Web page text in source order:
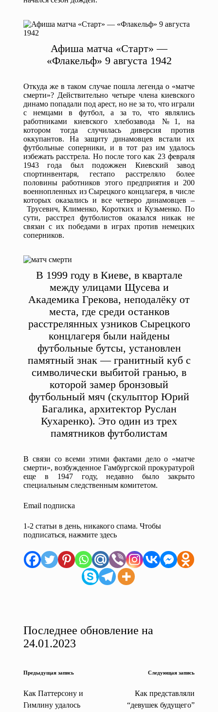
Афиша матча «Старт» —
«Флакельф» 9 августа 1942
Откуда же в таком случае пошла легенда о «матче
смерти»? Действительно четыре члена киевского
динамо попадали под арест, но не за то, что играли
с немцами в футбол, а за то, что являлись
работниками киевского хлебозавода №1, на
котором тогда случилась диверсия против
оккупантов. На защиту динамовцев встали их
футбольные соперники, и в тот раз им удалось
избежать расстрела. Но после того как 23 февраля
1943 года был подожжен Киевский завод
спортинвентаря, гестапо расстреляло более
половины работников этого предприятия и 200
военнопленных из Сырецкого концлагеря, в числе
которых оказались и все четверо динамовцев –
Трусевич, Клименко, Коротких и Кузьменко. По
сути, расстрел футболистов оказался никак не
связан с их победами в играх против немецких
соперников.
В 1999 году в Киеве, в квартале
между улицами Щусева и
Академика Грекова, неподалёку от
места, где среди останков
расстрелянных узников Сырецкого
концлагеря были найдены
футбольные бутсы, установлен
памятный знак — гранитный куб с
символически выбитой гранью, в
которой замер бронзовый
футбольный мяч (скульптор Юрий
Багалика, архитектор Руслан
Кухаренко). Это один из трех
памятников футболистам
В связи со всеми этими фактами дело о «матче
смерти», возбужденное Гамбургской прокуратурой
еще в 1947 году, недавно было закрыто
специальным следственным комитетом.
Email подписка
1-2 статьи в день, никакого спама. Чтобы
подписаться, нажмите здесь
Последнее обновление на
24.01.2023
Навигация
записи
Предыдущая запись
Как Паттерсону и
Гимлину удалось
Следующая запись
Как представляли
“девушек будущего”